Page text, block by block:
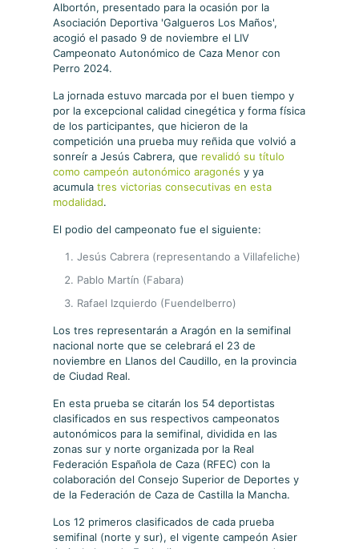
Albortón, presentado para la ocasión por la
Asociación Deportiva 'Galgueros Los Maños',
acogió el pasado 9 de noviembre el LIV
Campeonato Autonómico de Caza Menor con
Perro 2024.
La jornada estuvo marcada por el buen tiempo y
por la excepcional calidad cinegética y forma física
de los participantes, que hicieron de la
competición una prueba muy reñida que volvió a
sonreír a Jesús Cabrera, que revalidó su título
como campeón autonómico aragonés y ya
acumula tres victorias consecutivas en esta
modalidad.
El podio del campeonato fue el siguiente:
Jesús Cabrera (representando a Villafeliche)
Pablo Martín (Fabara)
Rafael Izquierdo (Fuendelberro)
Los tres representarán a Aragón en la semifinal
nacional norte que se celebrará el 23 de
noviembre en Llanos del Caudillo, en la provincia
de Ciudad Real.
En esta prueba se citarán los 54 deportistas
clasificados en sus respectivos campeonatos
autonómicos para la semifinal, dividida en las
zonas sur y norte organizada por la Real
Federación Española de Caza (RFEC) con la
colaboración del Consejo Superior de Deportes y
de la Federación de Caza de Castilla la Mancha.
Los 12 primeros clasificados de cada prueba
semifinal (norte y sur), el vigente campeón Asier